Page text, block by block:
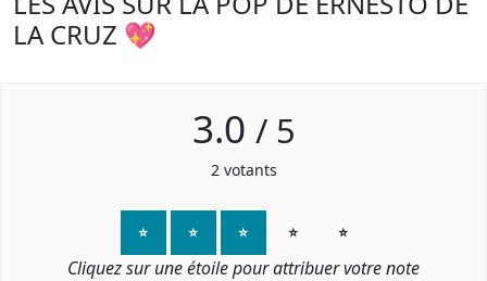
LA CRUZ 💖
3.0 / 5
2 votants
⭐ ⭐ ⭐ ⭐ ⭐
Cliquez sur une étoile pour attribuer votre note